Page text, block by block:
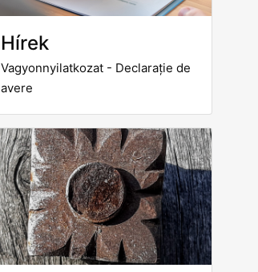
Hírek
Vagyonnyilatkozat - Declarație de
avere